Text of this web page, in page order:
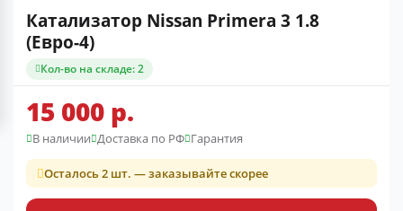
Катализатор Nissan Primera 3 1.8
(Евро-4)
Кол-во на складе: 2
15 000 р.
В наличии Доставка по РФ Гарантия
Осталось 2 шт. — заказывайте скорее